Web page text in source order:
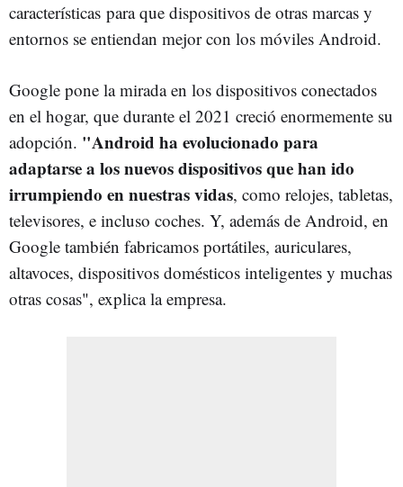
características para que dispositivos de otras marcas y
entornos se entiendan mejor con los móviles Android.
Google pone la mirada en los dispositivos conectados
en el hogar, que durante el 2021 creció enormemente su
adopción. "Android ha evolucionado para
adaptarse a los nuevos dispositivos que han ido
irrumpiendo en nuestras vidas, como relojes, tabletas,
televisores, e incluso coches. Y, además de Android, en
Google también fabricamos portátiles, auriculares,
altavoces, dispositivos domésticos inteligentes y muchas
otras cosas", explica la empresa.